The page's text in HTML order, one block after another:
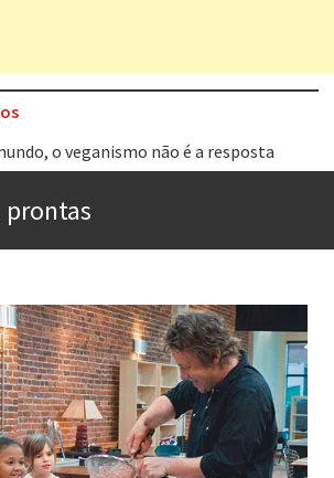
daí
é o segredo do sucesso
Luis Borges
o veganismo não é a resposta
prontas